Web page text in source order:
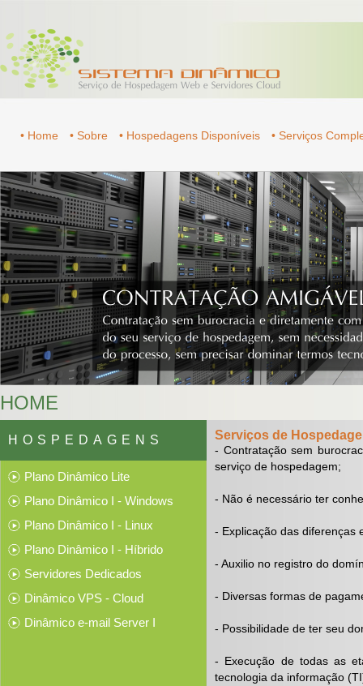
• Home • Sobre • Hospedagens Disponíveis • Serviços
HOME
HOSPEDAGENS
Plano Dinâmico Lite
Plano Dinâmico I - Windows
Plano Dinâmico I - Linux
Plano Dinâmico I - Híbrido
Servidores Dedicados
Dinâmico VPS - Cloud
Dinâmico e-mail Server I
Serviços de
- Contratação sem
serviço de hospedagem;
- Não é necessário ter
- Explicação das diferenças
- Auxilio no registro do
- Diversas formas de
- Possibilidade de ter seu
- Execução de todas as
tecnologia da informação